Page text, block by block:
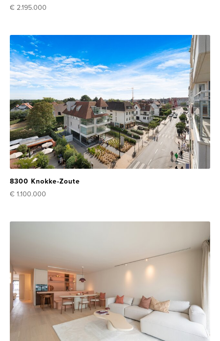
€ 2.195.000
8300 Knokke-Zoute
€ 1.100.000